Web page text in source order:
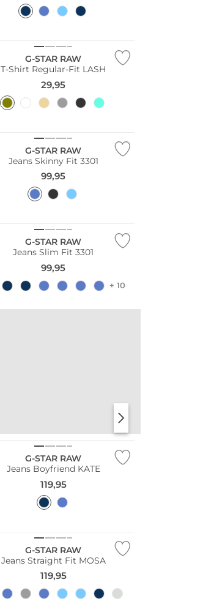
G-STAR RAW
T-Shirt Regular-Fit LASH
29,95
G-STAR RAW
Jeans Skinny Fit 3301
99,95
G-STAR RAW
Jeans Slim Fit 3301
99,95
+ 10
G-STAR RAW
Jeans Boyfriend KATE
119,95
G-STAR RAW
Jeans Straight Fit MOSA
119,95